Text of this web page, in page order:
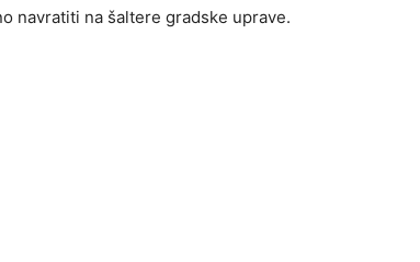
navratiti na šaltere gradske uprave.